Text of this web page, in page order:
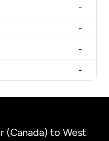
-
-
-
-
(Canada) to West